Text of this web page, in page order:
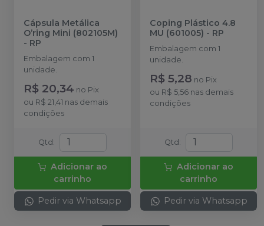
Cápsula Metálica
O’ring Mini (802105M)
- RP
Embalagem com 1
unidade.
R$ 20,34 no Pix
ou R$ 21,41 nas demais
condições
Qtd :
Adicionar ao
carrinho
Pedir via Whatsapp
Coping Plástico 4.8
MU (601005) - RP
Embalagem com 1
unidade.
R$ 5,28 no Pix
ou R$ 5,56 nas demais
condições
Qtd :
Adicionar ao
carrinho
Pedir via Whatsapp